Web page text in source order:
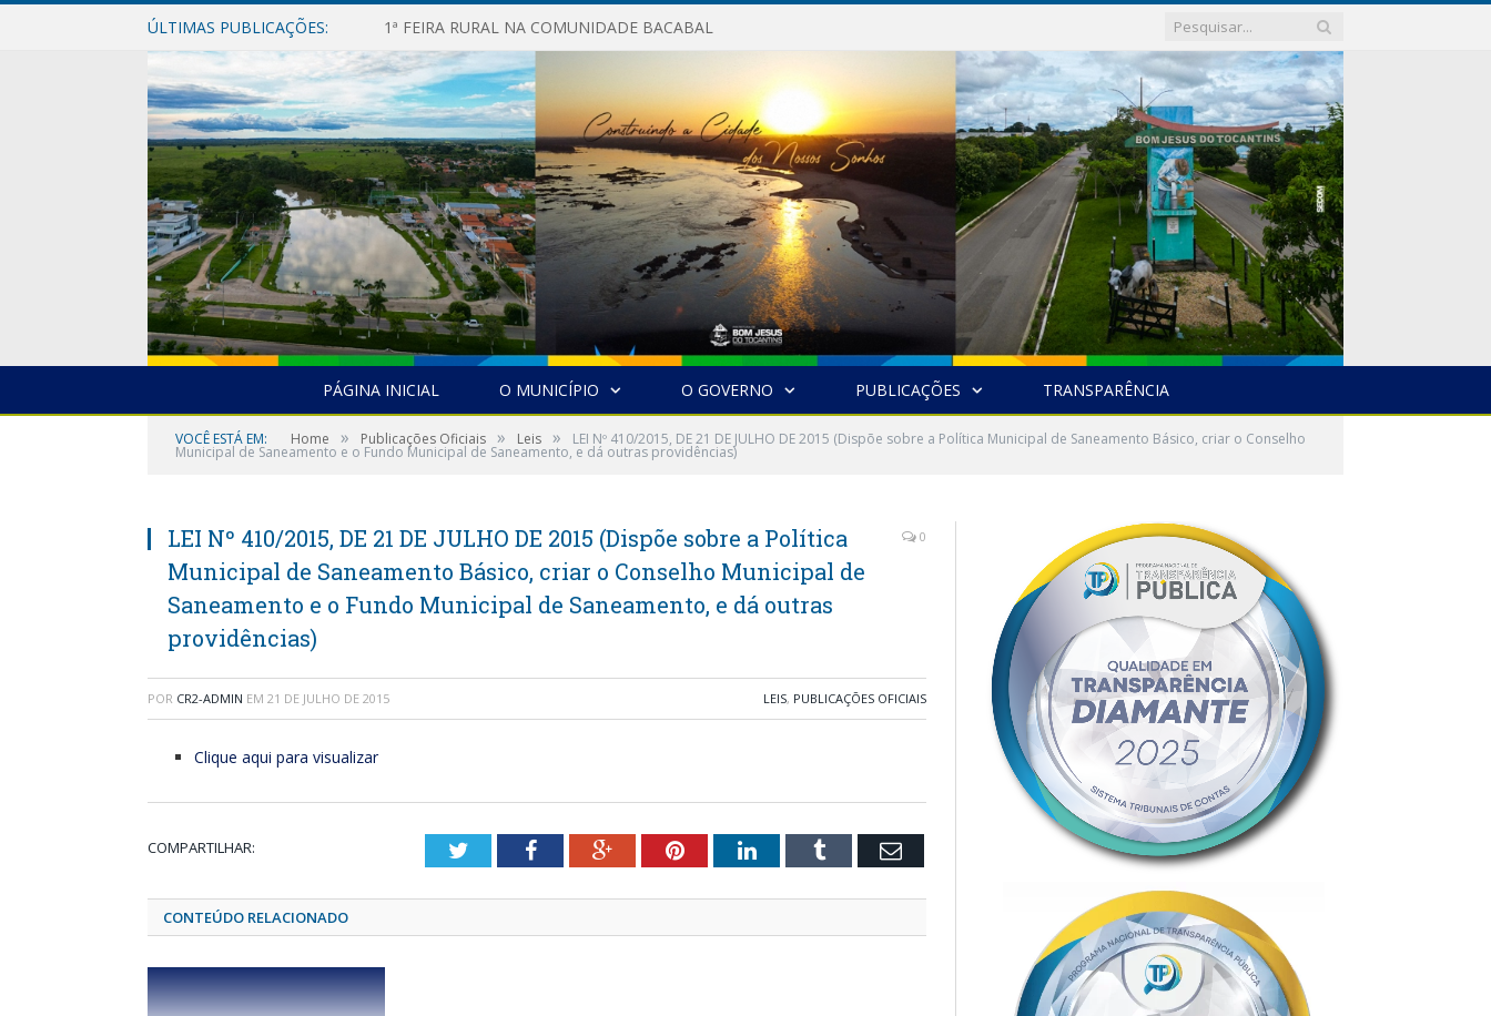
ÚLTIMAS PUBLICAÇÕES: 1ª FEIRA RURAL NA COMUNIDADE BACABAL
PÁGINA INICIAL O MUNICÍPIO O GOVERNO PUBLICAÇÕES TRANSPARÊNCIA
VOCÊ ESTÁ EM: Home » Publicações Oficiais » Leis » LEI Nº 410/2015, DE 21 DE JULHO DE 2015 (Dispõe sobre a Política Municipal de Saneamento Básico, criar o Conselho
Municipal de Saneamento e o Fundo Municipal de Saneamento, e dá outras providências)
LEI Nº 410/2015, DE 21 DE JULHO DE 2015 (Dispõe sobre a Política
Municipal de Saneamento Básico, criar o Conselho Municipal de
Saneamento e o Fundo Municipal de Saneamento, e dá outras
providências)
0
POR CR2-ADMIN EM 21 DE JULHO DE 2015 LEIS, PUBLICAÇÕES OFICIAIS
Clique aqui para visualizar
COMPARTILHAR: TwitterFacebookGoogle+PinterestLinkedInTumblr Email
CONTEÚDO RELACIONADO